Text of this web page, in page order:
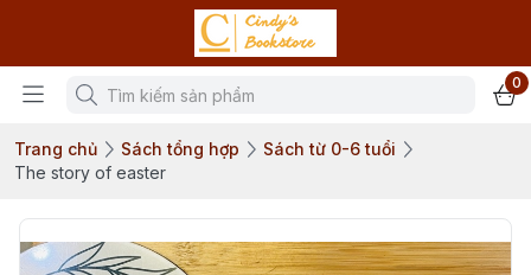
0
Trang chủ Sách tổng hợp
Sách từ 0-6 tuổi
The story of easter